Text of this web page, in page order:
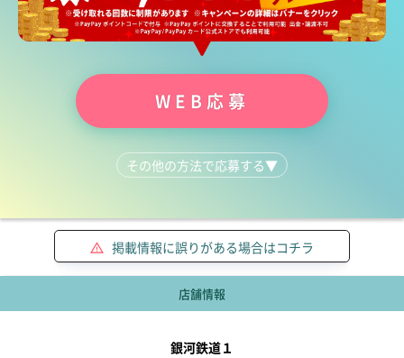
WEB応募
その他の方法で応募する▼
LINEで質問する 092-481-0100
掲載情報に誤りがある場合はコチラ
店舗情報
銀河鉄道１